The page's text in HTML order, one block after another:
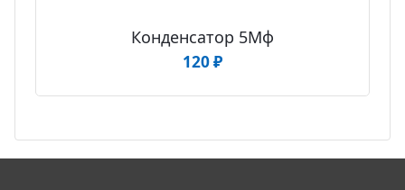
Конденсатор 5Мф
120₽